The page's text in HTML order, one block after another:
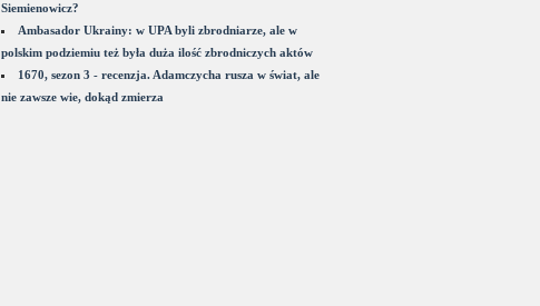
Siemienowicz?
Ambasador Ukrainy: w UPA byli zbrodniarze, ale w
polskim podziemiu też była duża ilość zbrodniczych aktów
1670, sezon 3 - recenzja. Adamczycha rusza w świat, ale
nie zawsze wie, dokąd zmierza